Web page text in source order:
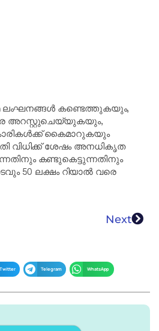
ലംഘനങ്ങൾ കണ്ടെത്തുകയും,
അറസ്റ്റുചെയ്യുകയും,
കൈമാറുകയും
വിധിക്ക് ശേഷം അനധികൃത
കണ്ടുകെട്ടുന്നതിനും
50 ലക്ഷം റിയാൽ വരെ
Next
Twitter Telegram WhatsApp